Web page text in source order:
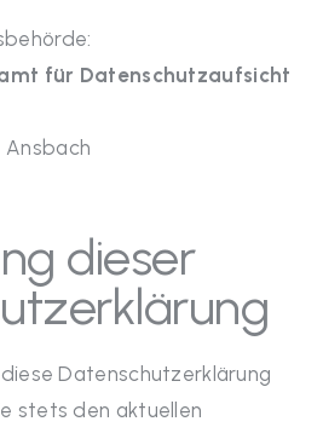
für Datenschutzaufsicht
Ansbach
dieser
Datenschutzerklärung
stets den aktuellen